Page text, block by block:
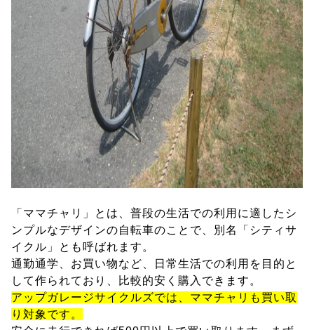
「ママチャリ」とは、普段の生活での利用に適したシ
ンプルなデザインの自転車のことで、別名「シティサ
イクル」とも呼ばれます。
通勤通学、お買い物など、日常生活での利用を目的と
して作られており、比較的安く購入できます。
アップガレージサイクルズでは、ママチャリも買い取
り対象です。